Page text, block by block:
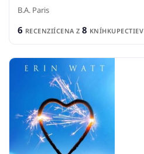
B.A. Paris
6 RECENZIÍCENA Z 8 KNÍHKUPECTIEV